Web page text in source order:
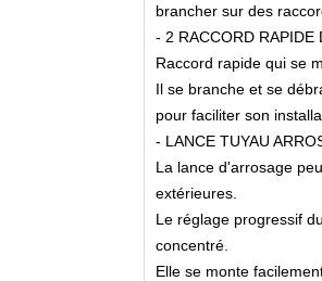
brancher sur des
- 2 RACCORD RAPIDE
Raccord rapide qui se
Il se branche et se
pour faciliter son
- LANCE TUYAU
La lance d'arrosage
extérieures.
Le réglage progressif
concentré.
Elle se monte